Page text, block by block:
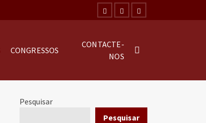
CONGRESSOS
CONTACTE-
NOS
Pesquisar
Pesquisar